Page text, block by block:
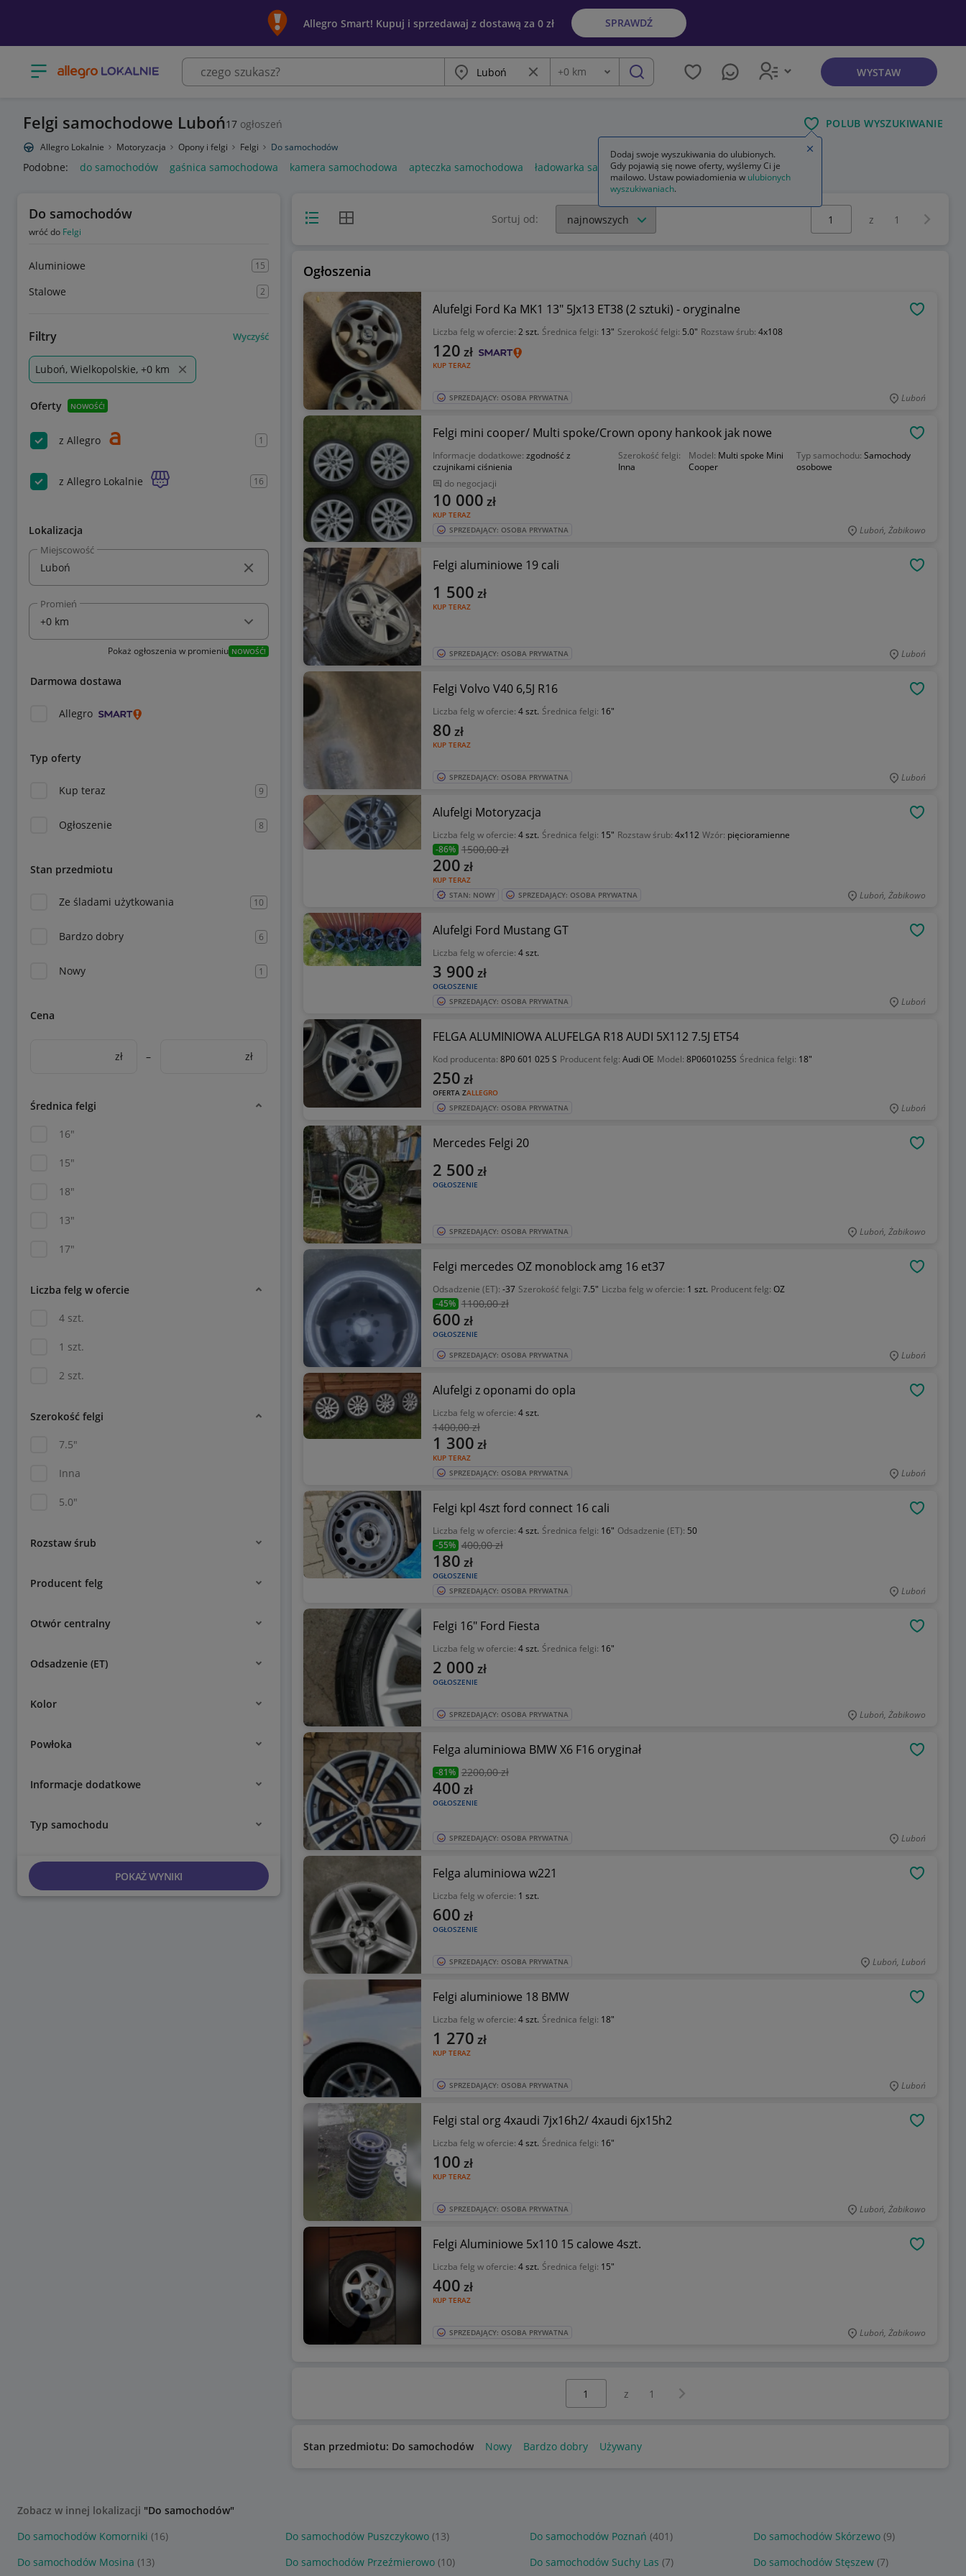
Allegro Smart! Kupuj i sprzedawaj z dostawą za 0 zł SPRAWDŹ
Otwórz menu z kategoriami Miasto Wyczyść frazę
Odległość
+0 km szukaj WYSTAW
Felgi samochodowe Luboń17 ogłoszeń POLUB WYSZUKIWANIE
Allegro Lokalnie Motoryzacja Opony i felgi Felgi Do samochodów
Podobne: do samochodów gaśnica samochodowa kamera samochodowa apteczka samochodowa ładowarka samochodowa
Do samochodów
wróć do Felgi
Aluminiowe 15
Stalowe 2
Filtry Wyczyść
Luboń, Wielkopolskie, +0 km
Oferty NOWOŚĆ!
z Allegro 1
z Allegro Lokalnie 16
Lokalizacja
Miejscowość
Promień
Pokaż ogłoszenia w promieniu NOWOŚĆ!
Darmowa dostawa
Allegro
Typ oferty
Kup teraz 9
Ogłoszenie 8
Stan przedmiotu
Ze śladami użytkowania 10
Bardzo dobry 6
Nowy 1
Cena
zł – zł
Średnica felgi
16"
15"
18"
13"
17"
Liczba felg w ofercie
4 szt.
1 szt.
2 szt.
Szerokość felgi
7.5"
Inna
5.0"
Rozstaw śrub
Producent felg
Otwór centralny
Odsadzenie (ET)
Kolor
Powłoka
Informacje dodatkowe
Typ samochodu
POKAŻ WYNIKI
Widok listyWidok siatki Sortuj od:
Wybierz stronę:
z 1
Ogłoszenia
Alufelgi Ford Ka MK1 13" 5Jx13 ET38 (2 sztuki) - oryginalne
Liczba felg w ofercie: 2 szt. Średnica felgi: 13" Szerokość felgi: 5.0" Rozstaw śrub: 4x108
KUP TERAZ
120 zł
SPRZEDAJĄCY: OSOBA PRYWATNA Luboń
Felgi mini cooper/ Multi spoke/Crown opony hankook jak nowe
Informacje dodatkowe: zgodność z
czujnikami ciśnienia
Szerokość felgi:
Inna
Model: Multi spoke Mini
Cooper
Typ samochodu:Samochody
osobowe
do negocjacji
KUP TERAZ
10 000 zł
SPRZEDAJĄCY: OSOBA PRYWATNA Luboń, Żabikowo
Felgi aluminiowe 19 cali
KUP TERAZ
1 500 zł
SPRZEDAJĄCY: OSOBA PRYWATNA Luboń
Felgi Volvo V40 6,5J R16
Liczba felg w ofercie: 4 szt. Średnica felgi: 16"
KUP TERAZ
80 zł
SPRZEDAJĄCY: OSOBA PRYWATNA Luboń
Alufelgi Motoryzacja
Liczba felg w ofercie: 4 szt. Średnica felgi: 15" Rozstaw śrub: 4x112 Wzór: pięcioramienne
-86% 1500,00 zł
KUP TERAZ
200 zł
STAN: NOWY SPRZEDAJĄCY: OSOBA PRYWATNA Luboń, Żabikowo
Alufelgi Ford Mustang GT
Liczba felg w ofercie: 4 szt.
OGŁOSZENIE
3 900 zł
SPRZEDAJĄCY: OSOBA PRYWATNA Luboń
FELGA ALUMINIOWA ALUFELGA R18 AUDI 5X112 7.5J ET54
Kod producenta: 8P0 601 025 S Producent felg: Audi OE Model: 8P0601025S Średnica felgi: 18"
OFERTA ZALLEGRO
250 zł
SPRZEDAJĄCY: OSOBA PRYWATNA Luboń
Mercedes Felgi 20
OGŁOSZENIE
2 500 zł
SPRZEDAJĄCY: OSOBA PRYWATNA Luboń, Żabikowo
Felgi mercedes OZ monoblock amg 16 et37
Odsadzenie (ET): -37 Szerokość felgi: 7.5" Liczba felg w ofercie: 1 szt. Producent felg: OZ
-45% 1100,00 zł
OGŁOSZENIE
600 zł
SPRZEDAJĄCY: OSOBA PRYWATNA Luboń
Alufelgi z oponami do opla
Liczba felg w ofercie: 4 szt.
1400,00 zł
KUP TERAZ
1 300 zł
SPRZEDAJĄCY: OSOBA PRYWATNA Luboń
Felgi kpl 4szt ford connect 16 cali
Liczba felg w ofercie: 4 szt. Średnica felgi: 16" Odsadzenie (ET): 50
-55% 400,00 zł
OGŁOSZENIE
180 zł
SPRZEDAJĄCY: OSOBA PRYWATNA Luboń
Felgi 16" Ford Fiesta
Liczba felg w ofercie: 4 szt. Średnica felgi: 16"
OGŁOSZENIE
2 000 zł
SPRZEDAJĄCY: OSOBA PRYWATNA Luboń, Żabikowo
Felga aluminiowa BMW X6 F16 oryginał
-81% 2200,00 zł
OGŁOSZENIE
400 zł
SPRZEDAJĄCY: OSOBA PRYWATNA Luboń
Felga aluminiowa w221
Liczba felg w ofercie: 1 szt.
OGŁOSZENIE
600 zł
SPRZEDAJĄCY: OSOBA PRYWATNA Luboń, Luboń
Felgi aluminiowe 18 BMW
Liczba felg w ofercie: 4 szt. Średnica felgi: 18"
KUP TERAZ
1 270 zł
SPRZEDAJĄCY: OSOBA PRYWATNA Luboń
Felgi stal org 4xaudi 7jx16h2/ 4xaudi 6jx15h2
Liczba felg w ofercie: 4 szt. Średnica felgi: 16"
KUP TERAZ
100 zł
SPRZEDAJĄCY: OSOBA PRYWATNA Luboń, Żabikowo
Felgi Aluminiowe 5x110 15 calowe 4szt.
Liczba felg w ofercie: 4 szt. Średnica felgi: 15"
KUP TERAZ
400 zł
SPRZEDAJĄCY: OSOBA PRYWATNA Luboń, Żabikowo
z 1 Następna strona
Stan przedmiotu: Do samochodów Nowy Bardzo dobry Używany
Zobacz w innej lokalizacji "Do samochodów"
Do samochodów Komorniki (16) Do samochodów Puszczykowo (13) Do samochodów Poznań (401) Do samochodów Skórzewo (9)
Do samochodów Mosina (13) Do samochodów Przeźmierowo (10) Do samochodów Suchy Las (7) Do samochodów Stęszew (7)
Dodaj swoje wyszukiwania do ulubionych.
Gdy pojawią się nowe oferty, wyślemy Ci je
mailowo. Ustaw powiadomienia w ulubionych
wyszukiwaniach.
Zamknij wskazówkę